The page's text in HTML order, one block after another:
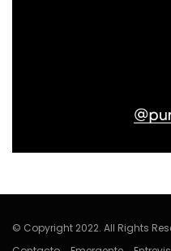
© Copyright 2022. All Rights